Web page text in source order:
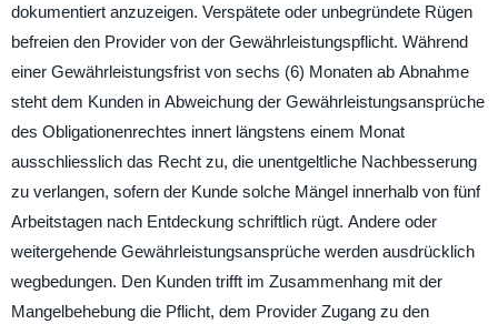
dokumentiert anzuzeigen. Verspätete oder unbegründete Rügen
befreien den Provider von der Gewährleistungspflicht. Während
einer Gewährleistungsfrist von sechs (6) Monaten ab Abnahme
steht dem Kunden in Abweichung der Gewährleistungsansprüche
des Obligationenrechtes innert längstens einem Monat
ausschliesslich das Recht zu, die unentgeltliche Nachbesserung
zu verlangen, sofern der Kunde solche Mängel innerhalb von fünf
Arbeitstagen nach Entdeckung schriftlich rügt. Andere oder
weitergehende Gewährleistungsansprüche werden ausdrücklich
wegbedungen. Den Kunden trifft im Zusammenhang mit der
Mangelbehebung die Pflicht, dem Provider Zugang zu den